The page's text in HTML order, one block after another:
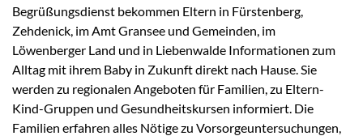
Begrüßungsdienst bekommen Eltern in Fürstenberg,
Zehdenick, im Amt Gransee und Gemeinden, im
Löwenberger Land und in Liebenwalde Informationen zum
Alltag mit ihrem Baby in Zukunft direkt nach Hause. Sie
werden zu regionalen Angeboten für Familien, zu Eltern-
Kind-Gruppen und Gesundheitskursen informiert. Die
Familien erfahren alles Nötige zu Vorsorgeuntersuchungen,